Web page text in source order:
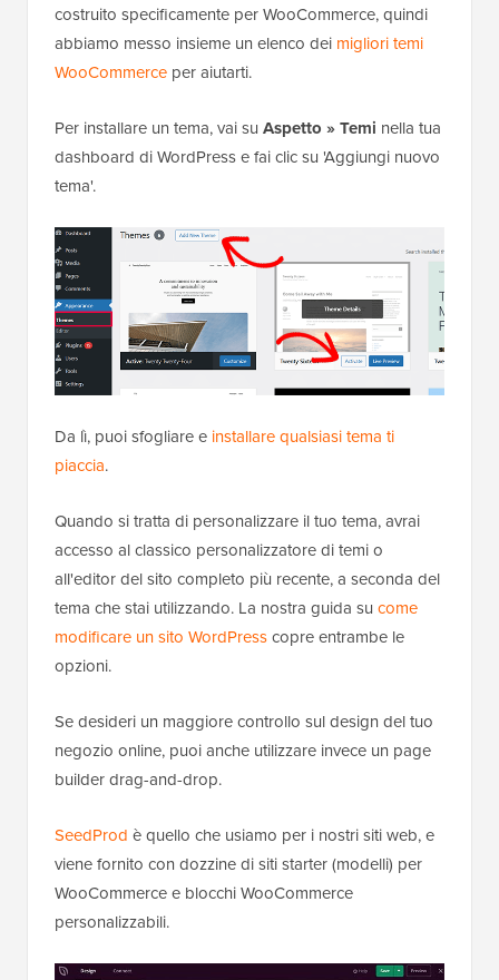
costruito specificamente per WooCommerce, quindi
abbiamo messo insieme un elenco dei migliori temi
WooCommerce per aiutarti.
Per installare un tema, vai su Aspetto » Temi nella tua
dashboard di WordPress e fai clic su 'Aggiungi nuovo
tema'.
Da lì, puoi sfogliare e installare qualsiasi tema ti
piaccia.
Quando si tratta di personalizzare il tuo tema, avrai
accesso al classico personalizzatore di temi o
all'editor del sito completo più recente, a seconda del
tema che stai utilizzando. La nostra guida su come
modificare un sito WordPresscopre entrambe le
opzioni.
Se desideri un maggiore controllo sul design del tuo
negozio online, puoi anche utilizzare invece un page
builder drag-and-drop.
SeedProd è quello che usiamo per i nostri siti web, e
viene fornito con dozzine di siti starter (modelli) per
WooCommerce e blocchi WooCommerce
personalizzabili.